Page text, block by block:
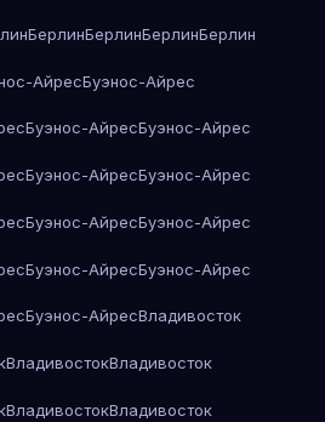
БерлинБерлинБерлинБерлин
АйресБуэнос-Айрес
Буэнос-АйресБуэнос-Айрес
Буэнос-АйресБуэнос-Айрес
Буэнос-АйресБуэнос-Айрес
Буэнос-АйресБуэнос-Айрес
Буэнос-АйресВладивосток
ВладивостокВладивосток
ВладивостокВладивосток